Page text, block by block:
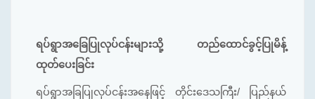
ရပ်ရွာအခြေပြုလုပ်ငန်းများသို့ တည်ထောင်ခွင့်ပြုမိန့်
ထုတ်ပေးခြင်း
ရပ်ရွာအခြပြုလုပ်ငန်းအနေဖြင့် တိုင်းဒေသကြီး/ ပြည်နယ်